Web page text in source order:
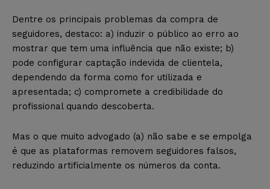
Dentre os principais problemas da compra de
seguidores, destaco: a) induzir o público ao erro ao
mostrar que tem uma influência que não existe; b)
pode configurar captação indevida de clientela,
dependendo da forma como for utilizada e
apresentada; c) compromete a credibilidade do
profissional quando descoberta.
Mas o que muito advogado (a) não sabe e se empolga
é que as plataformas removem seguidores falsos,
reduzindo artificialmente os números da conta.